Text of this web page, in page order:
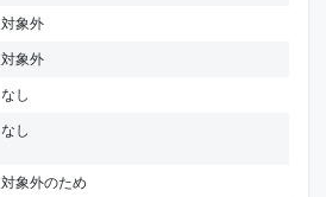
対象外
対象外
なし
なし
対象外のため